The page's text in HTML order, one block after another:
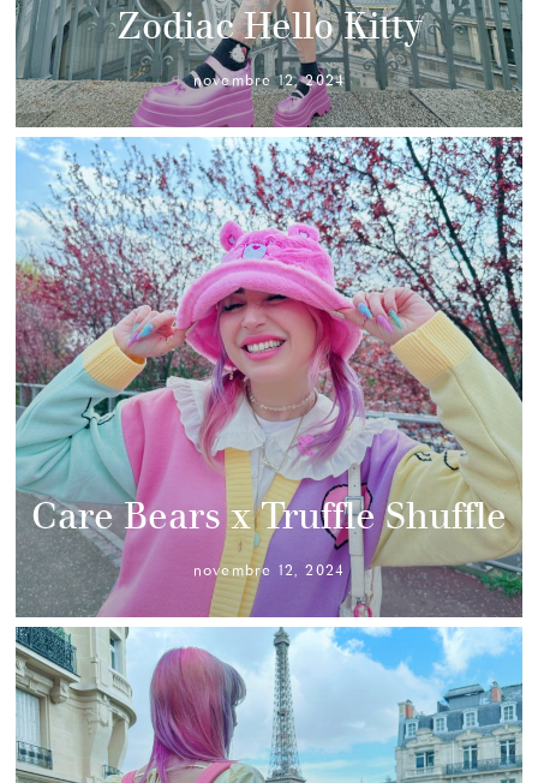
Zodiac Hello Kitty
novembre 12, 2024
Care Bears x Truffle Shuffle
novembre 12, 2024